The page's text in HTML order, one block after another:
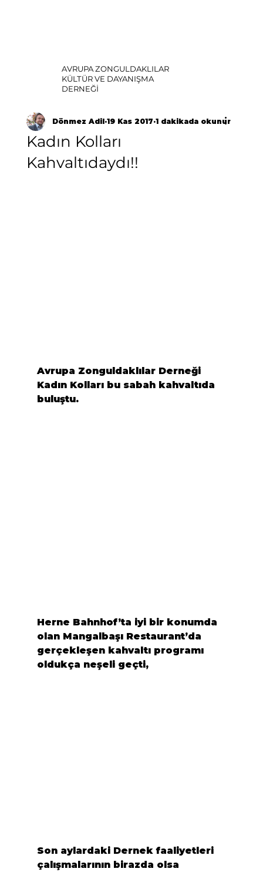
AVRUPA ZONGULDAKLILAR
KÜLTÜR VE DAYANIŞMA
DERNEĞİ
Kadın Kolları
Kahvaltıdaydı!!
Dönmez Adil 19 Kas 2017 1 dakikada okunur
Avrupa Zonguldaklılar Derneği
Kadın Kolları bu sabah kahvaltıda
buluştu.
Herne Bahnhof’ta iyi bir konumda
olan Mangalbaşı Restaurant’da
gerçekleşen kahvaltı programı
oldukça neşeli geçti,
Son aylardaki Dernek faaliyetleri
çalışmalarının birazda olsa